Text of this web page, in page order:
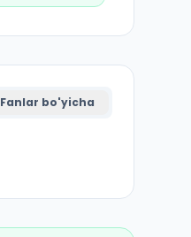
Fanlar bo'yicha